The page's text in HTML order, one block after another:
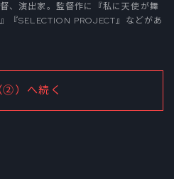
、演出家。監督作に『私に天使が舞
『SELECTION PROJECT』などがあ
②）へ続く